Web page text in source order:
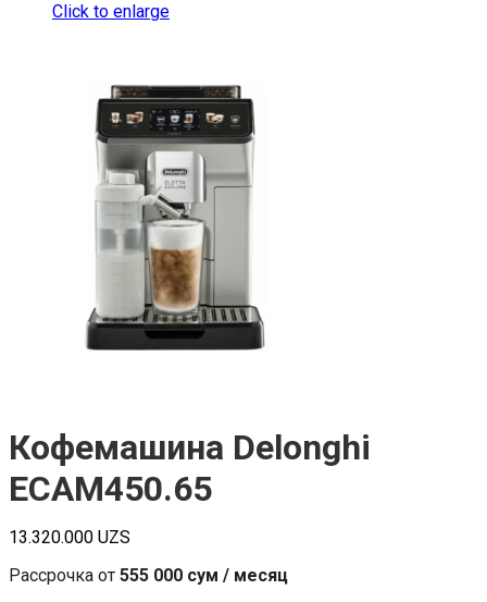
Click to enlarge
Кофемашина Delonghi
ECAM450.65
13.320.000 UZS
Рассрочка от 555 000 сум / месяц